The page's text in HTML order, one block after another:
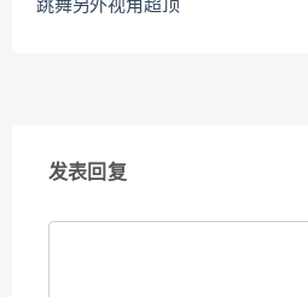
跳舞另外视角超顶
发表回复